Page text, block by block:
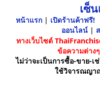
เซ็
หน้าแรก | เปิดร้านค้าฟรี!
ออนไลน์ |
ทางเว็บไซต์
ข้อความต่าง
ไม่ว่าจะเป็นการซื้อ-ขาย-เ
ใช้วิจารณญา